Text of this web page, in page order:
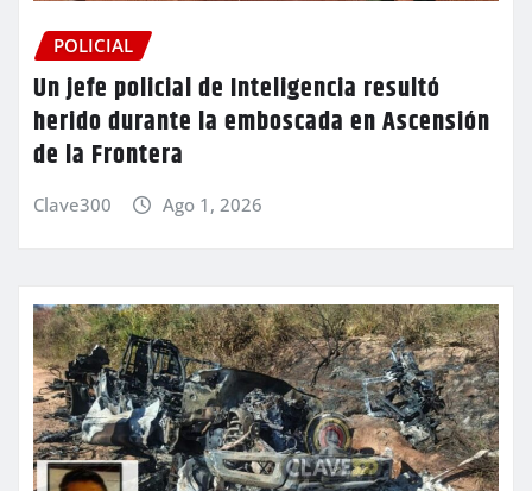
POLICIAL
Un jefe policial de Inteligencia resultó
herido durante la emboscada en Ascensión
de la Frontera
Clave300 Ago 1, 2026